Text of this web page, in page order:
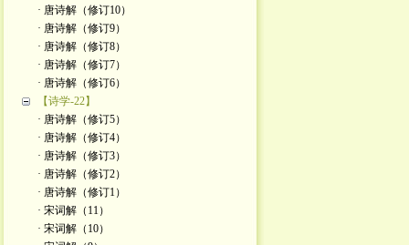
· 唐诗解（修订10）
· 唐诗解（修订9）
· 唐诗解（修订8）
· 唐诗解（修订7）
· 唐诗解（修订6）
【诗学-22】
· 唐诗解（修订5）
· 唐诗解（修订4）
· 唐诗解（修订3）
· 唐诗解（修订2）
· 唐诗解（修订1）
· 宋词解（11）
· 宋词解（10）